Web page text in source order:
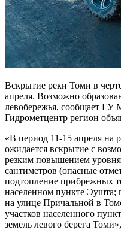
Вскрытие реки Томи в
апреля. Возможно
левобережья, сообщает
Гидрометцентр регион
«В период 11-15 апреля на
ожидается вскрытие с
резким повышением
сантиметров (опасные
подтопление прибрежных
населенном пункте
на улице Причальной в
участков населенного
земель левого берега